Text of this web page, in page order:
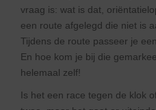
vraag is: wat is dat,
een route afgelegd die niet is
Tijdens de route passeer je
En hoe kom je bij die
helemaal zelf!
Is het een race tegen de klok